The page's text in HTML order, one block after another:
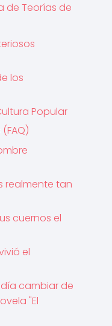
de Teorías de
los
Popular
realmente tan
cuernos el
el
cambiar de
"El